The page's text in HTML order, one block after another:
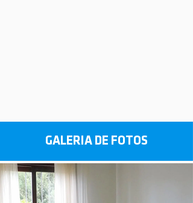
GALERIA DE FOTOS